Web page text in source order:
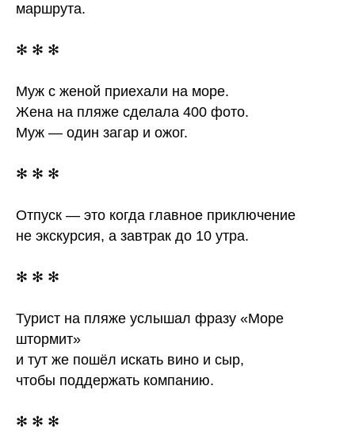
маршрута.
✻ ✻ ✻
Муж с женой приехали на море.
Жена на пляже сделала 400 фото.
Муж — один загар и ожог.
✻ ✻ ✻
Отпуск — это когда главное приключение
не экскурсия, а завтрак до 10 утра.
✻ ✻ ✻
Турист на пляже услышал фразу «Море
штормит»
и тут же пошёл искать вино и сыр,
чтобы поддержать компанию.
✻ ✻ ✻